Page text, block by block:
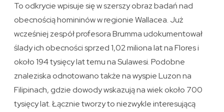
To odkrycie wpisuje się w szerszy obraz badań nad
obecnością homininów w regionie Wallacea. Już
wcześniej zespół profesora Brumma udokumentował
ślady ich obecności sprzed 1,02 miliona lat na Flores i
około 194 tysięcy lat temu na Sulawesi. Podobne
znaleziska odnotowano także na wyspie Luzon na
Filipinach, gdzie dowody wskazują na wiek około 700
tysięcy lat. Łącznie tworzy to niezwykle interesującą